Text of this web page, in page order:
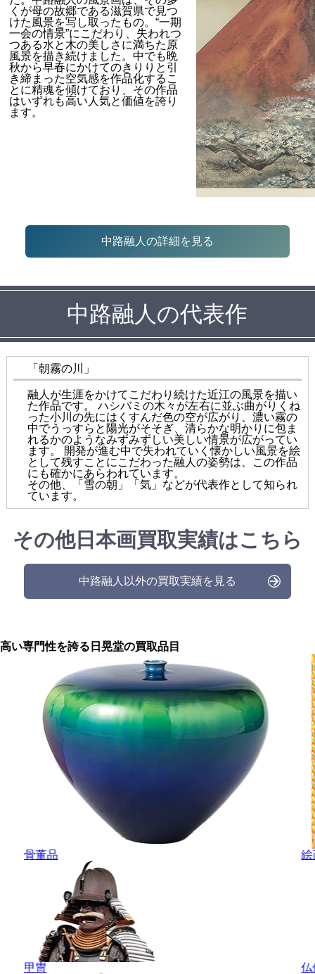
くが母の故郷である滋賀県で見つ
けた風景を写し取ったもの。“一期
一会の情景”にこだわり、失われつ
つある水と木の美しさに満ちた原
風景を描き続けました。中でも晩
秋から早春にかけてのきりりと引
き締まった空気感を作品化するこ
とに精魂を傾けており、その作品
はいずれも高い人気と価値を誇り
ます。
中路融人の詳細を見る
中路融人の代表作
「朝霧の川」
融人が生涯をかけてこだわり続けた近江の風景を描い
た作品です。 ハシバミの木々が左右に並ぶ曲がりくね
った小川の先にはくすんだ色の空が広がり、濃い霧の
中でうっすらと陽光がそそぎ、清らかな明かりに包ま
れるかのようなみずみずしい美しい情景が広がってい
ます。 開発が進む中で失われていく懐かしい風景を絵
として残すことにこだわった融人の姿勢は、この作品
にも確かにあらわれています。
その他、「雪の朝」「気」などが代表作として知られ
ています。
その他日本画買取実績はこちら
中路融人以外の買取実績を見る
高い専門性を誇る 日晃堂の買取品目
骨董品
甲冑
絵
仏